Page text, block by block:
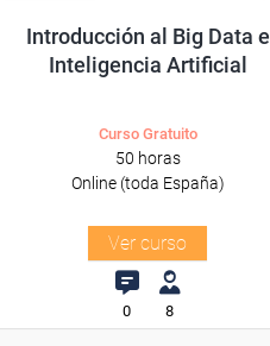
Introducción al Big Data e
Inteligencia Artificial
Curso Gratuito
50 horas
Online (toda España)
Ver curso
0 8